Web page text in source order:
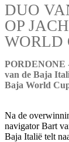
DUO
OP
WORLD
PORDENONE
van de Baja
Baja World
Na de
navigator Bart
Baja Italië telt